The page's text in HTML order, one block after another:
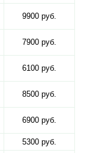
9900 руб.
7900 руб.
6100 руб.
8500 руб.
6900 руб.
5300 руб.